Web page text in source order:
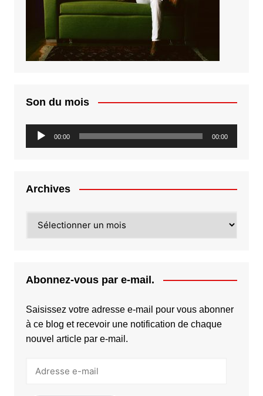
Son du mois
Lecteur
audio
00:00 00:00
Archives
Abonnez-vous par e-mail.
Saisissez votre adresse e-mail pour vous abonner
à ce blog et recevoir une notification de chaque
nouvel article par e-mail.